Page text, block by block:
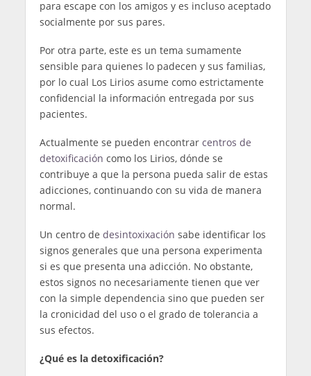
para escape con los amigos y es incluso aceptado
socialmente por sus pares.
Por otra parte, este es un tema sumamente
sensible para quienes lo padecen y sus familias,
por lo cual Los Lirios asume como estrictamente
confidencial la información entregada por sus
pacientes.
Actualmente se pueden encontrar centros de
detoxificación como los Lirios, dónde se
contribuye a que la persona pueda salir de estas
adicciones, continuando con su vida de manera
normal.
Un centro de desintoxixación sabe identificar los
signos generales que una persona experimenta
si es que presenta una adicción. No obstante,
estos signos no necesariamente tienen que ver
con la simple dependencia sino que pueden ser
la cronicidad del uso o el grado de tolerancia a
sus efectos.
¿Qué es la detoxificación?